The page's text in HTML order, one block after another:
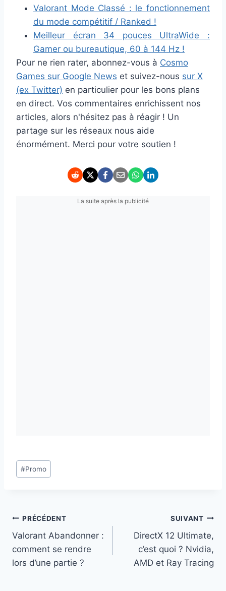
Valorant Mode Classé : le fonctionnement
du mode compétitif / Ranked !
Meilleur écran 34 pouces UltraWide :
Gamer ou bureautique, 60 à 144 Hz !
Pour ne rien rater, abonnez-vous à Cosmo
Games sur Google News et suivez-nous sur X
(ex Twitter) en particulier pour les bons plans
en direct. Vos commentaires enrichissent nos
articles, alors n'hésitez pas à réagir ! Un
partage sur les réseaux nous aide
énormément. Merci pour votre soutien !
La suite après la publicité
Étiquettes
de
#Promo
Navigation
de
l’article
PRÉCÉDENT
Valorant Abandonner :
comment se rendre
lors d’une partie ?
SUIVANT
DirectX 12 Ultimate,
c’est quoi ? Nvidia,
AMD et Ray Tracing